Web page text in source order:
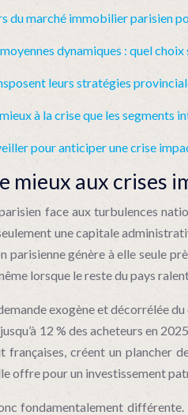
du marché immobilier parisien
dynamiques : quel
leurs stratégies
à la crise que les segments
pour anticiper une crise
mieux aux crises
face aux turbulences
une capitale
parisienne génère à elle seule
lorsque le reste du pays
exogène et décorrélée
12 % des acheteurs en
françaises, créent un plancher
offre pour un investissement
fondamentalement